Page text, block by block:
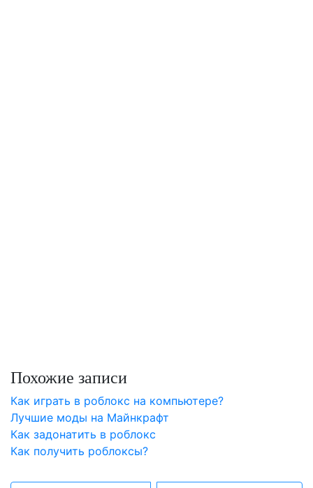
Похожие записи
Как играть в роблокс на компьютере?
Лучшие моды на Майнкрафт
Как задонатить в роблокс
Как получить роблоксы?